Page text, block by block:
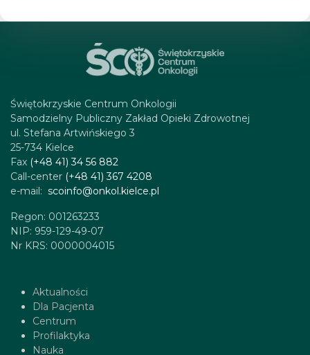
Świętokrzyskie Centrum Onkologii
Samodzielny Publiczny Zakład Opieki Zdrowotnej
ul. Stefana Artwińskiego 3
25-734 Kielce
Fax (+48 41) 34 56 882
Call-center (+48 41) 367 4208
e-mail: scoinfo@onkol.kielce.pl
Regon: 001263233
NIP: 959-129-49-07
Nr KRS: 0000004015
Aktualności
Dla Pacjenta
Centrum
Profilaktyka
Nauka